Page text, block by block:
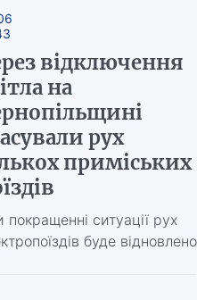
відключення
на
рух
приміських
покращенні ситуації рух
буде відновлено